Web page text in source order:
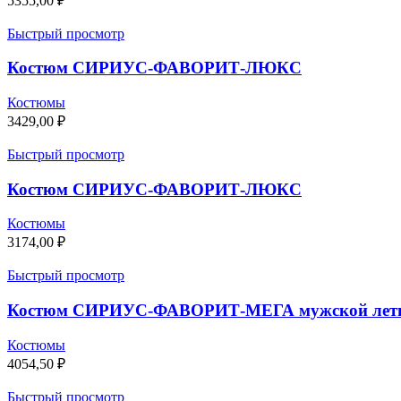
Быстрый просмотр
Костюм СИРИУС-ФАВОРИТ-ЛЮКС
Костюмы
3429,00 ₽
Быстрый просмотр
Костюм СИРИУС-ФАВОРИТ-ЛЮКС
Костюмы
3174,00 ₽
Быстрый просмотр
Костюм СИРИУС-ФАВОРИТ-МЕГА мужской
Костюмы
4054,50 ₽
Быстрый просмотр